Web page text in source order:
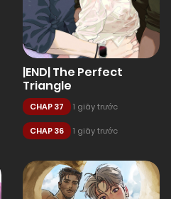
|END| The Perfect
Triangle
CHAP 37 1 giây trước
CHAP 36 1 giây trước